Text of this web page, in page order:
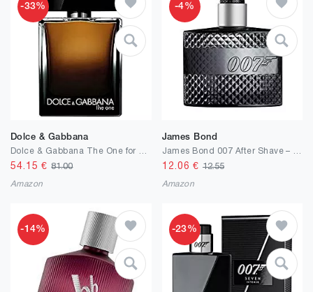
-33%
Dolce & Gabbana
54.15 €81.00
Amazon
-4%
James Bond
12.06 € 12.55
Amazon
-14% -23%